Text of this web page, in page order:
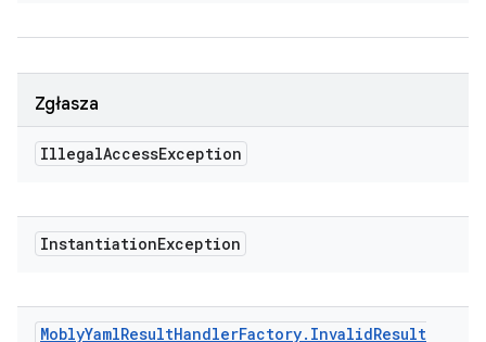
Zgłasza
IllegalAccessException
InstantiationException
MoblyYamlResultHandlerFactory. InvalidResult